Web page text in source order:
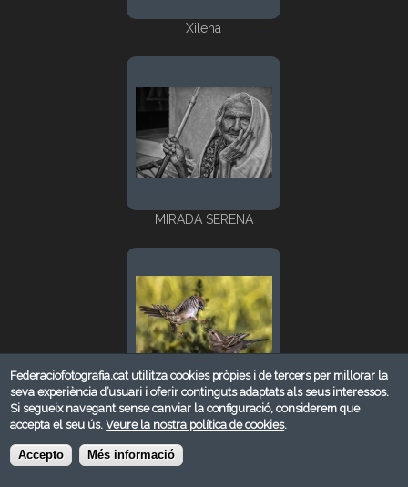
Xilena
MIRADA SERENA
Atac
Federaciofotografia.cat utilitza cookies pròpies i de tercers per millorar la
seva experiència d’usuari i oferir continguts adaptats als seus interessos.
Si segueix navegant sense canviar la configuració, considerem que
accepta el seu ús.Veure la nostra política de cookies.
Accepto Més informació